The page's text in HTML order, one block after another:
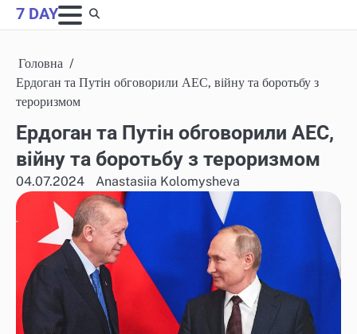
Skip
to
7 DAY
Головна
Ердоган та Путін обговорили АЕС, війну та боротьбу з
тероризмом
Ердоган та Путін обговорили АЕС,
війну та боротьбу з тероризмом
04.07.2024 Anastasiia Kolomysheva